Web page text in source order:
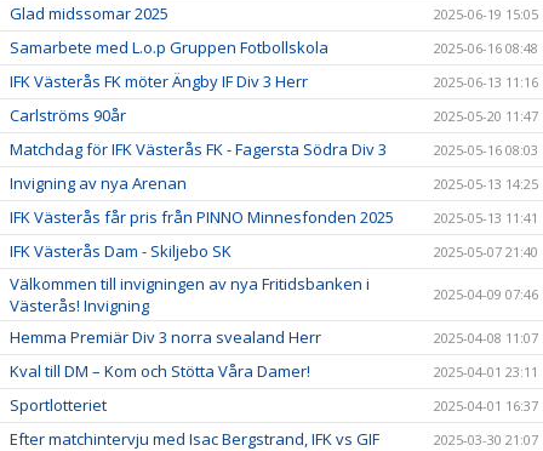
Glad midssomar 2025 2025-06-19 15:05
Samarbete med L.o.p Gruppen Fotbollskola 2025-06-16 08:48
IFK Västerås FK möter Ängby IF Div 3 Herr 2025-06-13 11:16
Carlströms 90år 2025-05-20 11:47
Matchdag för IFK Västerås FK - Fagersta Södra Div 3 2025-05-16 08:03
Invigning av nya Arenan 2025-05-13 14:25
IFK Västerås får pris från PINNO Minnesfonden 2025 2025-05-13 11:41
IFK Västerås Dam - Skiljebo SK 2025-05-07 21:40
Välkommen till invigningen av nya Fritidsbanken i
Västerås! Invigning
2025-04-09 07:46
Hemma Premiär Div 3 norra svealand Herr 2025-04-08 11:07
Kval till DM – Kom och Stötta Våra Damer! 2025-04-01 23:11
Sportlotteriet 2025-04-01 16:37
Efter matchintervju med Isac Bergstrand, IFK vs GIF 2025-03-30 21:07